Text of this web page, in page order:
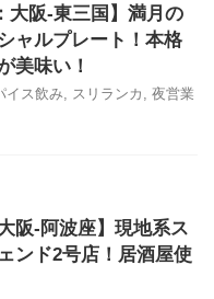
大阪-東三国】満月の
ャルプレート！本格
美味い！
イス飲み, スリランカ , 夜営業
阪-阿波座】現地系ス
ンド2号店！居酒屋使